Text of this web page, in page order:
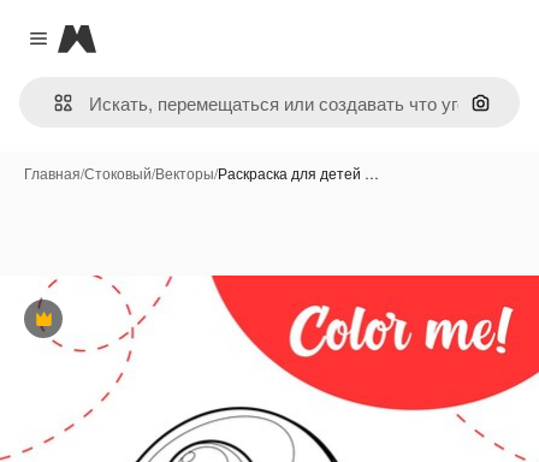
Close menu
Magnific
Поиск
Главная/Стоковый/Векторы/Раскраска для детей …
Премиум